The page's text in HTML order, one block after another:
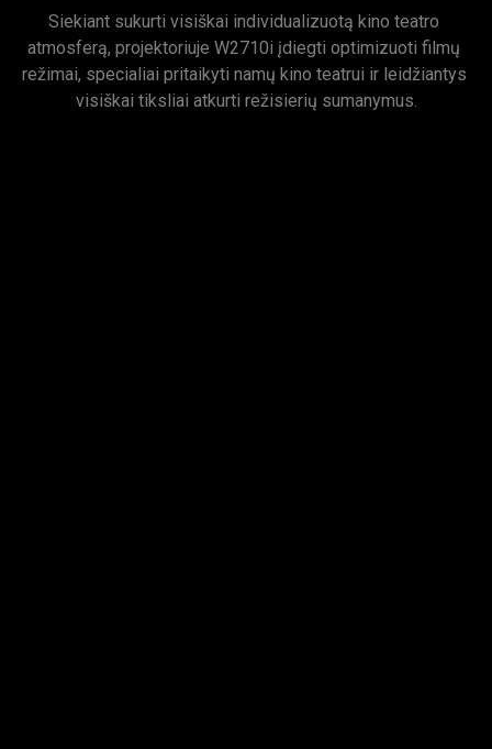
Siekiant sukurti visiškai individualizuotą kino teatro
atmosferą, projektoriuje W2710i įdiegti optimizuoti filmų
režimai, specialiai pritaikyti namų kino teatrui ir leidžiantys
visiškai tiksliai atkurti režisierių sumanymus.